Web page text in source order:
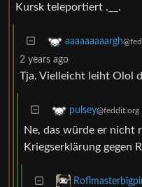
Kursk teleportiert .__.
aaaaaaaaargh
2 years ago
Tja. Vielleicht leiht Olol
pulsey@feddit.org
Ne, das würde er nicht
Kriegserklärung gegen